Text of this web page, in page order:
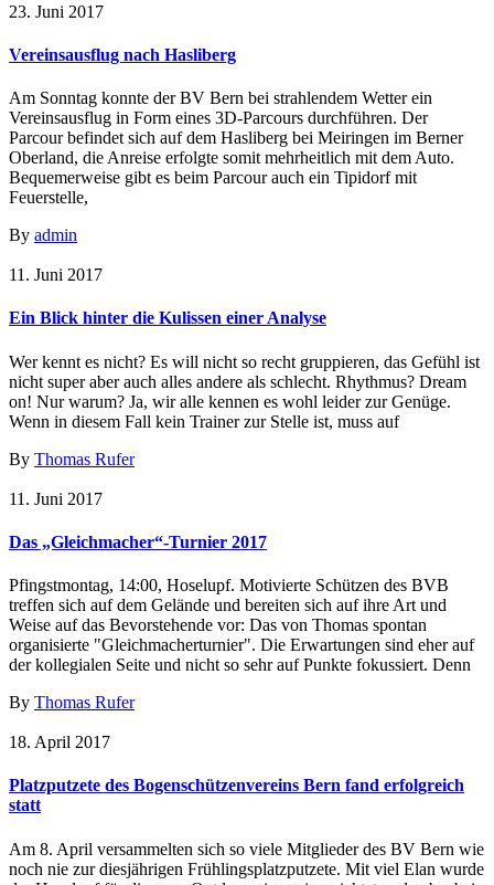
23. Juni 2017
Vereinsausflug nach Hasliberg
Am Sonntag konnte der BV Bern bei strahlendem Wetter ein
Vereinsausflug in Form eines 3D-Parcours durchführen. Der
Parcour befindet sich auf dem Hasliberg bei Meiringen im Berner
Oberland, die Anreise erfolgte somit mehrheitlich mit dem Auto.
Bequemerweise gibt es beim Parcour auch ein Tipidorf mit
Feuerstelle,
By admin
11. Juni 2017
Ein Blick hinter die Kulissen einer Analyse
Wer kennt es nicht? Es will nicht so recht gruppieren, das Gefühl ist
nicht super aber auch alles andere als schlecht. Rhythmus? Dream
on! Nur warum? Ja, wir alle kennen es wohl leider zur Genüge.
Wenn in diesem Fall kein Trainer zur Stelle ist, muss auf
By Thomas Rufer
11. Juni 2017
Das „Gleichmacher“-Turnier 2017
Pfingstmontag, 14:00, Hoselupf. Motivierte Schützen des BVB
treffen sich auf dem Gelände und bereiten sich auf ihre Art und
Weise auf das Bevorstehende vor: Das von Thomas spontan
organisierte "Gleichmacherturnier". Die Erwartungen sind eher auf
der kollegialen Seite und nicht so sehr auf Punkte fokussiert. Denn
By Thomas Rufer
18. April 2017
Platzputzete des Bogenschützenvereins Bern fand erfolgreich
statt
Am 8. April versammelten sich so viele Mitglieder des BV Bern wie
noch nie zur diesjährigen Frühlingsplatzputzete. Mit viel Elan wurde